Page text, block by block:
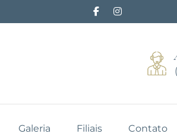
Galeria Filiais Contato